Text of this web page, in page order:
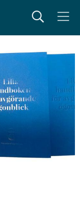
Sök Meny